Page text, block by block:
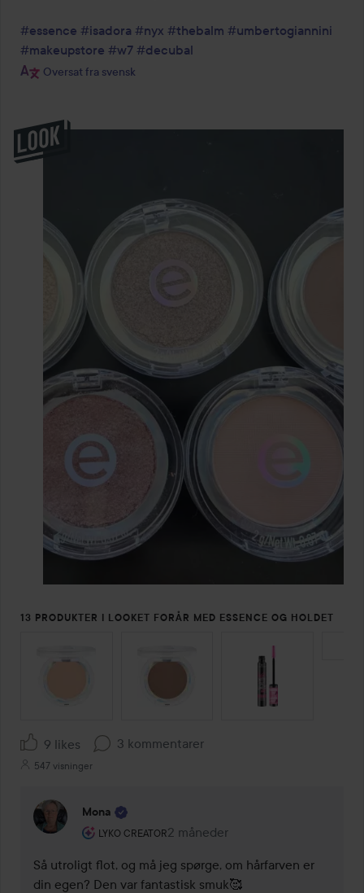
#essence #isadora #nyx #thebalm #umbertogiannini
#makeupstore #w7 #decubal
Oversat fra svensk
13 PRODUKTER I LOOKET FORÅR MED ESSENCE OG HOLDET
9 likes 3 kommentarer
547 visninger
Mona
LYKO CREATOR
Brugerens rolle: Lyko Creator.
2 måneder
Kommentaren lades 2 måneder
Så utroligt flot, og må jeg spørge, om hårfarven er
din egen? Den var fantastisk smuk🥰